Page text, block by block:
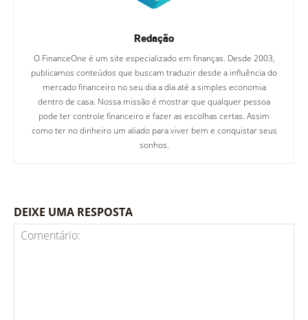
Redação
O FinanceOne é um site especializado em finanças. Desde 2003,
publicamos conteúdos que buscam traduzir desde a influência do
mercado financeiro no seu dia a dia até a simples economia
dentro de casa. Nossa missão é mostrar que qualquer pessoa
pode ter controle financeiro e fazer as escolhas certas. Assim
como ter no dinheiro um aliado para viver bem e conquistar seus
sonhos.
DEIXE UMA RESPOSTA